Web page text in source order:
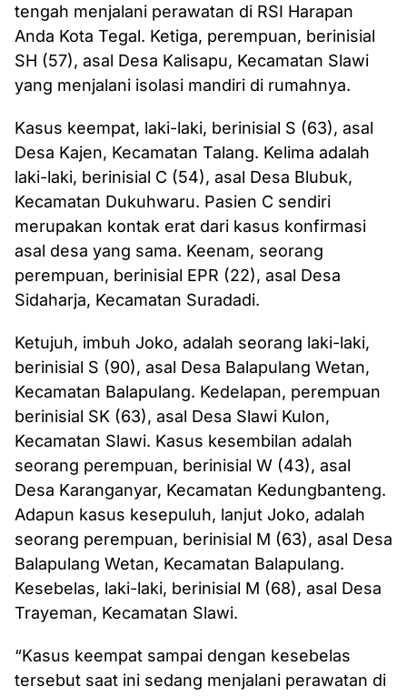
tengah menjalani perawatan di RSI Harapan
Anda Kota Tegal. Ketiga, perempuan, berinisial
SH (57), asal Desa Kalisapu, Kecamatan Slawi
yang menjalani isolasi mandiri di rumahnya.
Kasus keempat, laki-laki, berinisial S (63), asal
Desa Kajen, Kecamatan Talang. Kelima adalah
laki-laki, berinisial C (54), asal Desa Blubuk,
Kecamatan Dukuhwaru. Pasien C sendiri
merupakan kontak erat dari kasus konfirmasi
asal desa yang sama. Keenam, seorang
perempuan, berinisial EPR (22), asal Desa
Sidaharja, Kecamatan Suradadi.
Ketujuh, imbuh Joko, adalah seorang laki-laki,
berinisial S (90), asal Desa Balapulang Wetan,
Kecamatan Balapulang. Kedelapan, perempuan
berinisial SK (63), asal Desa Slawi Kulon,
Kecamatan Slawi. Kasus kesembilan adalah
seorang perempuan, berinisial W (43), asal
Desa Karanganyar, Kecamatan Kedungbanteng.
Adapun kasus kesepuluh, lanjut Joko, adalah
seorang perempuan, berinisial M (63), asal Desa
Balapulang Wetan, Kecamatan Balapulang.
Kesebelas, laki-laki, berinisial M (68), asal Desa
Trayeman, Kecamatan Slawi.
“Kasus keempat sampai dengan kesebelas
tersebut saat ini sedang menjalani perawatan di